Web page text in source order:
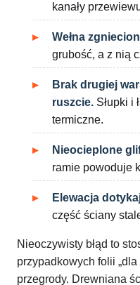
kanały
Wełna
grubość, a z nią
Brak drugiej
ruszcie. Słupki i
termiczne.
Nieocieplone
ramie powoduje
Elewacja
część ściany
Nieoczywisty błąd to
przypadkowych folii
przegrody. Drewniana